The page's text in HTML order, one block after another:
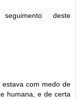
deste
estava com medo de
humana, e de certa